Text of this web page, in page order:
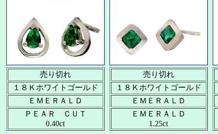
売り切れ
１８Ｋホワイトゴールド
ＥＭＥＲＡＬＤ
ＰＥＡＲ ＣＵＴ
0.40ct
売り切れ
１８Ｋホワイトゴールド
ＥＭＥＲＡＬＤ
ＥＭＥＲＡＬＤ
1.25ct